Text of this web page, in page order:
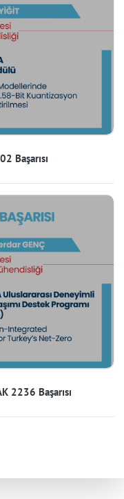
Başarısı
2236 Başarısı